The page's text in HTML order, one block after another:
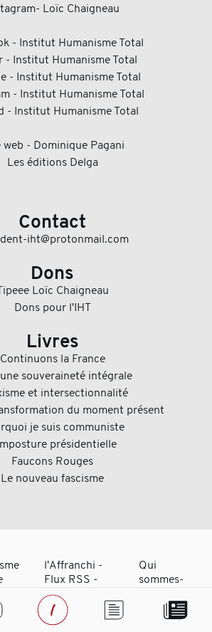
Loïc Chaigneau
- Institut Humanisme Total
- Institut Humanisme Total
- Institut Humanisme Total
- Institut Humanisme Total
- Institut Humanisme Total
web - Dominique Pagani
Les éditions Delga
Contact
iht@protonmail.com
Dons
Loïc Chaigneau
Dons pour l'IHT
Livres
Continuons la France
souveraineté intégrale
et intersectionnalité
du moment présent
je suis communiste
présidentielle
Faucons Rouges
Le nouveau fascisme
l'Affranchi -
Flux RSS -
Bibliothèque
Adhérer
Qui
sommes-